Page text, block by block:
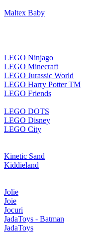
Maltex Baby
LEGO Ninjago
LEGO Minecraft
LEGO Jurassic World
LEGO Harry Potter TM
LEGO Friends
LEGO DOTS
LEGO Disney
LEGO City
Kinetic Sand
Kiddieland
Jolie
Joie
Jocuri
JadaToys - Batman
JadaToys